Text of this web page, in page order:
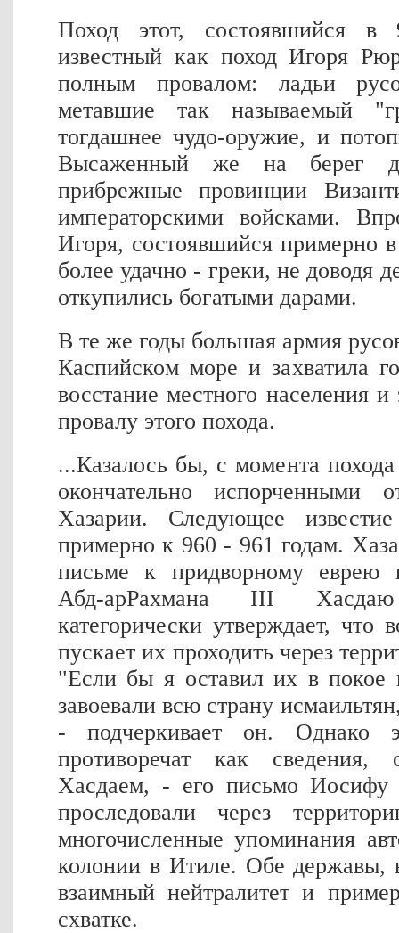
Поход этот, состоявшийся
известный как поход Игоря
полным провалом: ладьи
метавшие так называемый
тогдашнее чудо-оружие, и
Высаженный же на берег
прибрежные провинции
императорскими войсками.
Игоря, состоявшийся примерно
более удачно - греки, не доводя
откупились богатыми дарами.
В те же годы большая армия
Каспийском море и захватила
восстание местного населения
провалу этого похода.
...Казалось бы, с момента
окончательно испорченными
Хазарии. Следующее
примерно к 960 - 961 годам.
письме к придворному еврею
Абд-арРахмана III
категорически утверждает,
пускает их проходить через
"Если бы я оставил их в
завоевали всю страну
- подчеркивает он. Однако
противоречат как сведения,
Хасдаем, - его письмо Иосифу
проследовали через
многочисленные упоминания
колонии в Итиле. Обе державы,
взаимный нейтралитет и
схватке.